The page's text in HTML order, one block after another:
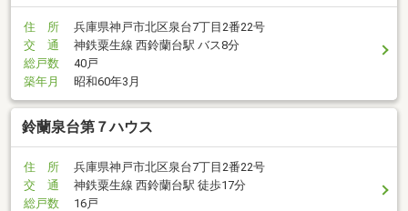
住 所
兵庫県神戸市北区泉台7丁目2番22号
交 通
神鉄粟生線 西鈴蘭台駅 バス8分
総戸数
40戸
築年月
昭和60年3月
鈴蘭泉台第７ハウス
住 所
兵庫県神戸市北区泉台7丁目2番22号
交 通
神鉄粟生線 西鈴蘭台駅 徒歩17分
総戸数
16戸